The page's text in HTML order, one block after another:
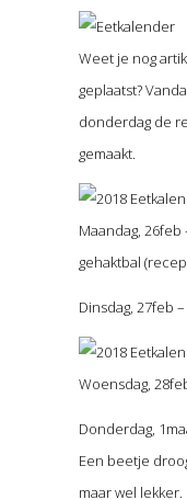
Weet je nog
geplaatst?
donderdag de
gemaakt.
Maandag,
gehaktbal
Dinsdag, 27feb
Woensdag,
Donderdag,
Een beetje
maar wel lekker.